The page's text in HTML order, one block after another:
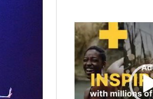
Video
oynatıcı